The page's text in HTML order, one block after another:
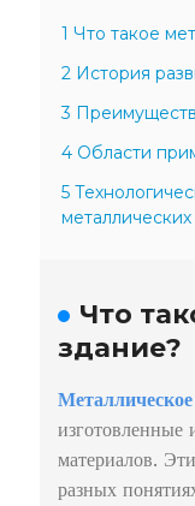
1 Что такое
2 История
3
4 Области
5
Что
здание?
Металлическое
материалов.
разных